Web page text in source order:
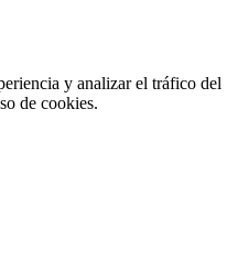
y analizar el tráfico del
de cookies.